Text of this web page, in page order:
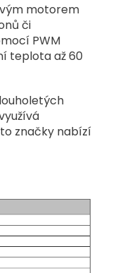
motorem
či
PWM
teplota až 60
značky nabízí